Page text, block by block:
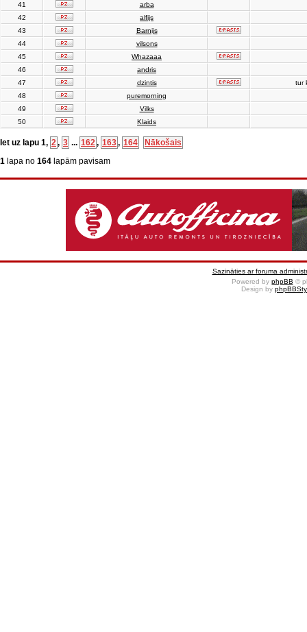
41
arba
42
alfijs
43
Barnijs
44
vilsons
45
Whazaaa
46
andris
47
dzintis
tur
48
puremorning
49
Vilks
50
Klaids
Iet uz lapu 1, 2, 3 ... 162, 163, 164
Nākošais
1 lapa no 164 lapām pavisam
Sazināties ar foruma
Powered by phpBB ©
Design by